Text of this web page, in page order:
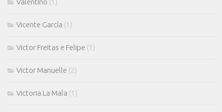
Valentino (1)
Vicente García (1)
Victor Freitas e Felipe (1)
Victor Manuelle (2)
Victoria La Mala (1)